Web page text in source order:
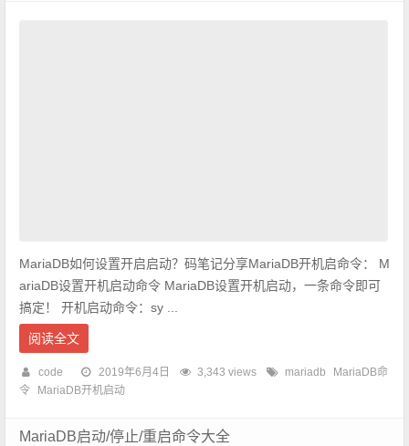
MariaDB如何设置开启启动？码笔记分享MariaDB开机启命令： M
ariaDB设置开机启动命令 MariaDB设置开机启动，一条命令即可
搞定！ 开机启动命令：sy ...
阅读全文
code 2019年6月4日 3,343 views mariadb
MariaDB命
令
MariaDB开机启动
MariaDB启动/停止/重启命令大全